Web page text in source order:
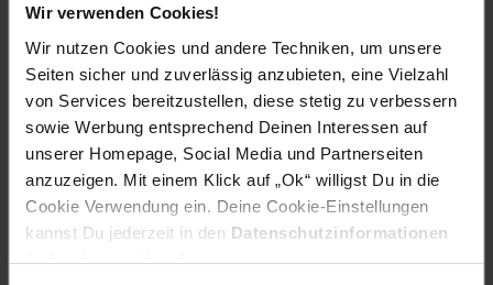
Wir verwenden Cookies!
Wir nutzen Cookies und andere Techniken, um unsere
Seiten sicher und zuverlässig anzubieten, eine Vielzahl
von Services bereitzustellen, diese stetig zu verbessern
sowie Werbung entsprechend Deinen Interessen auf
unserer Homepage, Social Media und Partnerseiten
anzuzeigen. Mit einem Klick auf „Ok“ willigst Du in die
Cookie Verwendung ein. Deine Cookie-Einstellungen
kannst Du jederzeit in den Datenschutzinformationen
ändern bzw. widerrufen.
unterschiedliche Deckenhöhen an und fügt sich in moderne
wie klassische Kücheneinrichtungen ein. Die
Energieeffizienzklasse des Flüssigkeitsführungssystems ist
D, der Jahresenergieverbrauch liegt bei 25,7 kWh. Montiert
wird die CurveVent 60 wandseitig, empfohlener Abstand zur
Kochfläche: 65–75 cm.
Hol dir mit der Klarstein CurveVent 60 eine
Dunstabzugshaube, die in jeder Küche mithalten kann – und
bestell noch heute.